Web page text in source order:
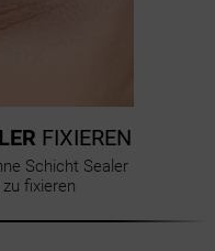
FIXIEREN
Schicht Sealer
fixieren